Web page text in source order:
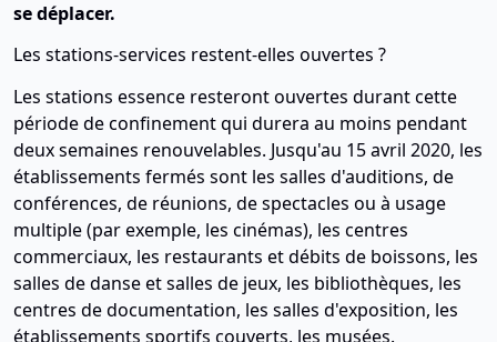
se déplacer.
Les stations-services restent-elles ouvertes ?
Les stations essence resteront ouvertes durant cette
période de confinement qui durera au moins pendant
deux semaines renouvelables. Jusqu'au 15 avril 2020, les
établissements fermés sont les salles d'auditions, de
conférences, de réunions, de spectacles ou à usage
multiple (par exemple, les cinémas), les centres
commerciaux, les restaurants et débits de boissons, les
salles de danse et salles de jeux, les bibliothèques, les
centres de documentation, les salles d'exposition, les
établissements sportifs couverts, les musées.